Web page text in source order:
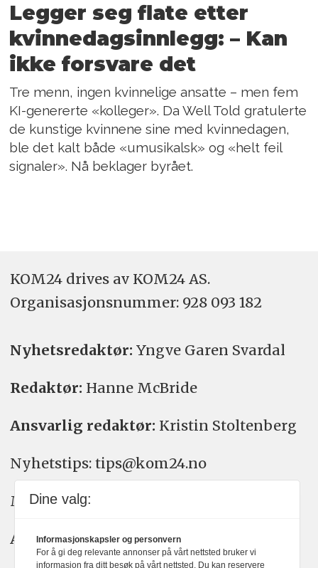
Legger seg flate etter
kvinnedagsinnlegg: – Kan
ikke forsvare det
Tre menn, ingen kvinnelige ansatte – men fem
KI-genererte «kolleger». Da Well Told gratulerte
de kunstige kvinnene sine med kvinnedagen,
ble det kalt både «umusikalsk» og «helt feil
signaler». Nå beklager byrået.
KOM24 drives av KOM24 AS.
Organisasjons­nummer: 928 093 182
Nyhetsredaktør: Yngve Garen Svardal
Redaktør: Hanne McBride
Ansvarlig redaktør: Kristin Stoltenberg
Nyhetstips: tips@kom24.no
Meninger: meninger@kom24.no
Annonse: annonse@watchmedia.no
Dine valg:
Informasjonskapsler og personvern
For å gi deg relevante annonser på vårt nettsted bruker vi
informasjon fra ditt besøk på vårt nettsted. Du kan reservere